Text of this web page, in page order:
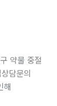
약물 중절
담문의
해